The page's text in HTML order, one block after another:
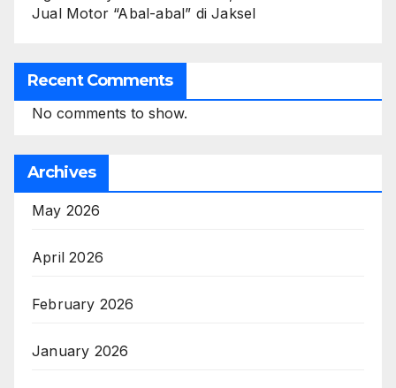
Jual Motor “Abal-abal” di Jaksel
Recent Comments
No comments to show.
Archives
May 2026
April 2026
February 2026
January 2026